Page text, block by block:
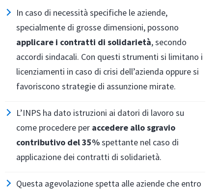
In caso di necessità specifiche le aziende,
specialmente di grosse dimensioni, possono
applicare i contratti di solidarietà, secondo
accordi sindacali. Con questi strumenti si limitano i
licenziamenti in caso di crisi dell’azienda oppure si
favoriscono strategie di assunzione mirate.
L’INPS ha dato istruzioni ai datori di lavoro su
come procedere per accedere allo sgravio
contributivo del 35%spettante nel caso di
applicazione dei contratti di solidarietà.
Questa agevolazione spetta alle aziende che entro